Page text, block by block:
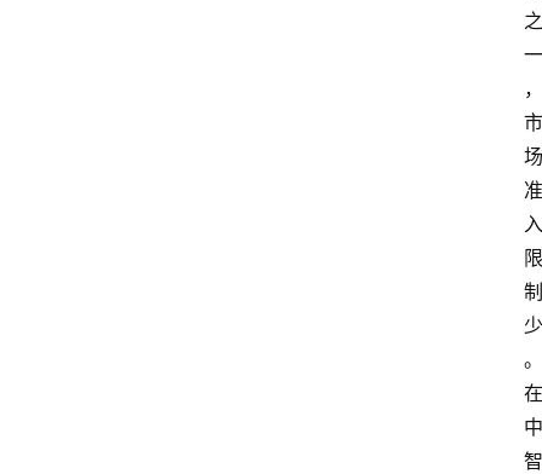
之
一
，
市
场
准
入
限
制
少
。
在
中
智